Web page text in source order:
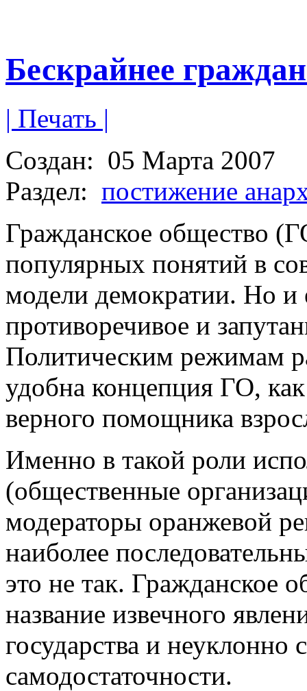
Бескрайнее
| Печать |
Создан: 05 Марта 2007
Раздел: постижение
Гражданское общество
популярных понятий в
модели демократии. Но и
противоречивое и
Политическим режимам
удобна концепция ГО,
верного помощника
Именно в такой роли
(общественные
модераторы оранжевой
наиболее
это не так. Гражданское
название извечного
государства и неуклонно
самодостаточности.